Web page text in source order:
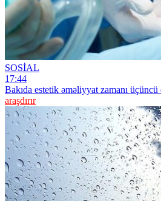
SOSİAL
17:44
Bakıda estetik əməliyyat zamanı
araşdırır